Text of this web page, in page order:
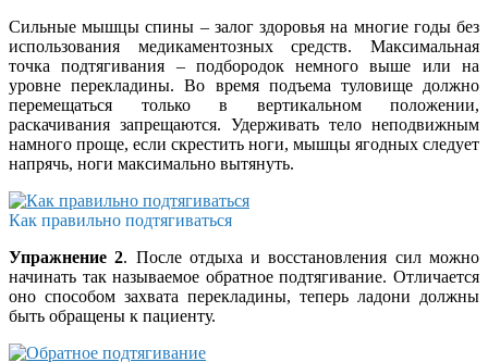
Сильные мышцы спины – залог здоровья на многие годы без
использования медикаментозных средств. Максимальная
точка подтягивания – подбородок немного выше или на
уровне перекладины. Во время подъема туловище должно
перемещаться только в вертикальном положении,
раскачивания запрещаются. Удерживать тело неподвижным
намного проще, если скрестить ноги, мышцы ягодных следует
напрячь, ноги максимально вытянуть.
Как правильно подтягиваться
Упражнение 2. После отдыха и восстановления сил можно
начинать так называемое обратное подтягивание. Отличается
оно способом захвата перекладины, теперь ладони должны
быть обращены к пациенту.